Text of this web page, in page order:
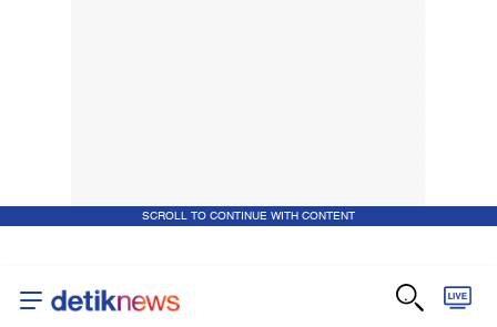
SCROLL TO CONTINUE WITH CONTENT